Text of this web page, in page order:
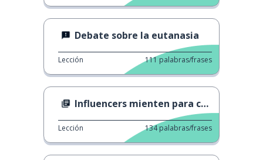
Debate sobre la eutanasia
Lección 111 palabras/frases
Influencers mienten para colocar productos
Lección 134 palabras/frases